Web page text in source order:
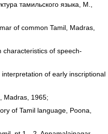
тамильского языка, М.,
of common Tamil, Madras,
characteristics of speech-
interpretation of early inscriptional
Madras, 1965;
of Tamil language, Poona,